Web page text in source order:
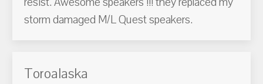
storm damaged M/L Quest speakers.
Toroalaska